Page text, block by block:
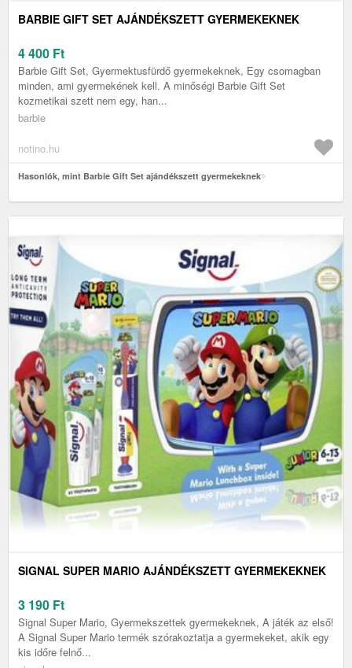
BARBIE GIFT SET AJÁNDÉKSZETT GYERMEKEKNEK
4 400 Ft
Barbie Gift Set, Gyermektusfürdő gyermekeknek, Egy csomagban
minden, ami gyermekének kell. A minőségi Barbie Gift Set
kozmetikai szett nem egy, han...
barbie
notino.hu
Hasonlók, mint Barbie Gift Set ajándékszett gyermekeknek
SIGNAL SUPER MARIO AJÁNDÉKSZETT GYERMEKEKNEK
3 190 Ft
Signal Super Mario, Gyermekszettek gyermekeknek, A játék az első!
A Signal Super Mario termék szórakoztatja a gyermekeket, akik egy
kis időre felnő...